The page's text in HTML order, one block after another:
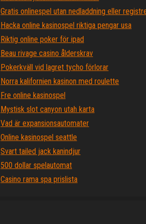
Gratis onlinespel utan nedladdning eller
Hacka online kasinospel riktiga pengar usa
Riktig online poker för ipad
Beau rivage casino ålderskrav
Pokerkväll vid lagret tycho förlorar
Norra kalifornien kasinon med roulette
Fre online kasinospel
Mystisk slot canyon utah karta
Vad är expansionsautomater
Online kasinospel seattle
Svart tailed jack kanindjur
500 dollar spelautomat
Casino rama spa prislista